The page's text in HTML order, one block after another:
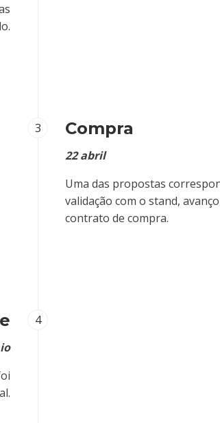
3 Compra
22 abril
Uma das propostas
validação com o stand,
contrato de compra.
4